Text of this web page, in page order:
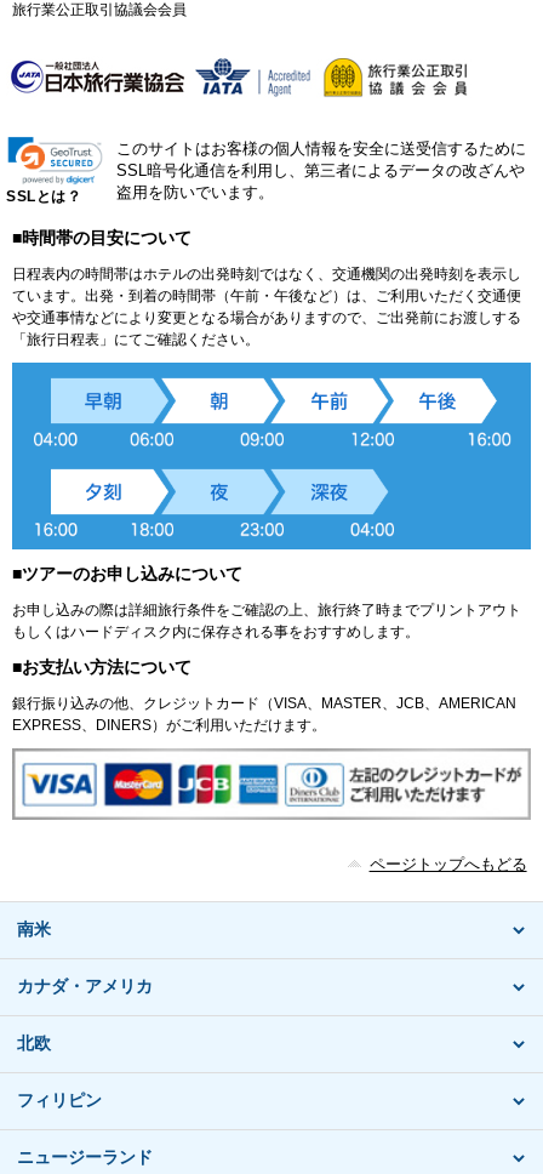
旅行業公正取引協議会会員
SSLとは？
このサイトはお客様の個人情報を安全に送受信するために
SSL暗号化通信を利用し、第三者によるデータの改ざんや
盗用を防いでいます。
■時間帯の目安について
日程表内の時間帯はホテルの出発時刻ではなく、交通機関の出発時刻を表示し
ています。出発・到着の時間帯（午前・午後など）は、ご利用いただく交通便
や交通事情などにより変更となる場合がありますので、ご出発前にお渡しする
「旅行日程表」にてご確認ください。
■ツアーのお申し込みについて
お申し込みの際は詳細旅行条件をご確認の上、旅行終了時までプリントアウト
もしくはハードディスク内に保存される事をおすすめします。
■お支払い方法について
銀行振り込みの他、クレジットカード（VISA、MASTER、JCB、AMERICAN
EXPRESS、DINERS）がご利用いただけます。
ページトップへもどる
南米
カナダ・アメリカ
北欧
フィリピン
ニュージーランド